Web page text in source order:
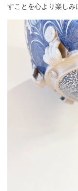
すことを心より楽しみ